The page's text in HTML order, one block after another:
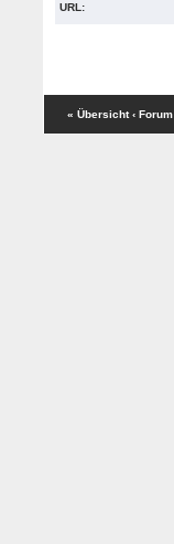
URL:
« Übersicht ‹ Forum